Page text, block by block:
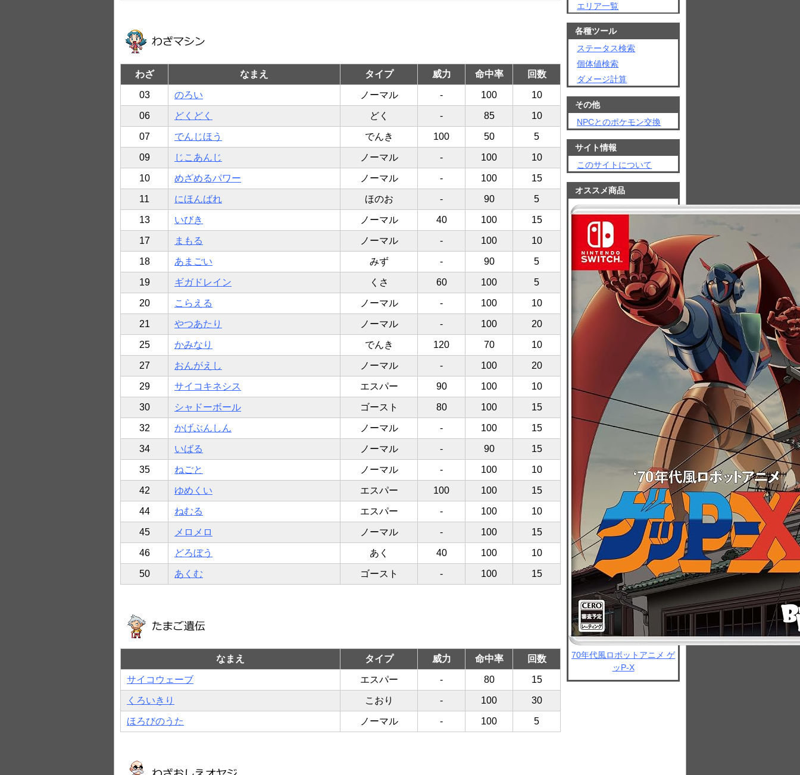
わざ なまえ タイプ 威力 命中率 回数
03 のろい ノーマル - 100 10
06 どくどく どく - 85 10
07 でんじほう でんき 100 50 5
09 じこあんじ ノーマル - 100 10
10 めざめるパワー ノーマル - 100 15
11 にほんばれ ほのお - 90 5
13 いびき ノーマル 40 100 15
17 まもる ノーマル - 100 10
18 あまごい みず - 90 5
19 ギガドレイン くさ 60 100 5
20 こらえる ノーマル - 100 10
21 やつあたり ノーマル - 100 20
25 かみなり でんき 120 70 10
27 おんがえし ノーマル - 100 20
29 サイコキネシス エスパー 90 100 10
30 シャドーボール ゴースト 80 100 15
32 かげぶんしん ノーマル - 100 15
34 いばる ノーマル - 90 15
35 ねごと ノーマル - 100 10
42 ゆめくい エスパー 100 100 15
44 ねむる エスパー - 100 10
45 メロメロ ノーマル - 100 15
46 どろぼう あく 40 100 10
50 あくむ ゴースト - 100 15
なまえ タイプ 威力 命中率 回数
サイコウェーブ エスパー - 80 15
くろいきり こおり - 100 30
ほろびのうた ノーマル - 100 5
エリア一覧
各種ツール
ステータス検索
個体値検索
ダメージ計算
その他
NPCとのポケモン交換
サイト情報
このサイトについて
オススメ商品
70年代風ロボットアニメ ゲ
ッP-X